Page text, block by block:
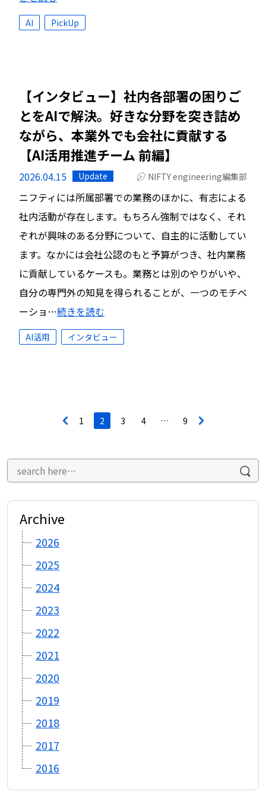
AI PickUp
【インタビュー】社内各部署の困りご
とをAIで解決。好きな分野を突き詰め
ながら、本業外でも会社に貢献する
【AI活用推進チーム 前編】
2026.04.15 Update NIFTY engineering編集部
ニフティには所属部署での業務のほかに、有志による
社内活動が存在します。もちろん強制ではなく、それ
ぞれが興味のある分野について、自主的に活動してい
ます。なかには会社公認のもと予算がつき、社内業務
に貢献しているケースも。業務とは別のやりがいや、
自分の専門外の知見を得られることが、一つのモチベ
ーショ…続きを読む
AI活用 インタビュー
ー
ョ
1 2 3 4 … 9
Archive
2026
2025
2024
2023
2022
2021
2020
2019
2018
2017
2016